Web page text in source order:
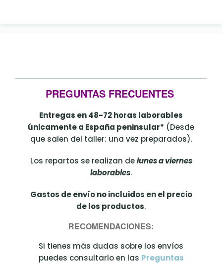
PREGUNTAS FRECUENTES
Entregas en 48-72 horas laborables
únicamente a España peninsular* (Desde
que salen del taller: una vez preparados).
Los repartos se realizan delunes a viernes
laborables.
Gastos de envío no incluidos en el precio
de los productos.
RECOMENDACIONES:
Si tienes más dudas sobre los envíos
puedes consultarlo en las Preguntas